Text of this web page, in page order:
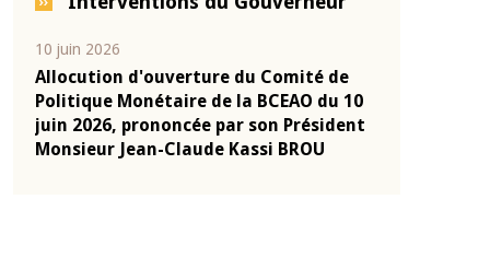
04 mars 2026
Allocution d'ouverture du Comité de
Politique Monétaire de la BCEAO du 4
mars 2026, prononcée par son Président
Monsieur Jean-Claude Kassi BROU